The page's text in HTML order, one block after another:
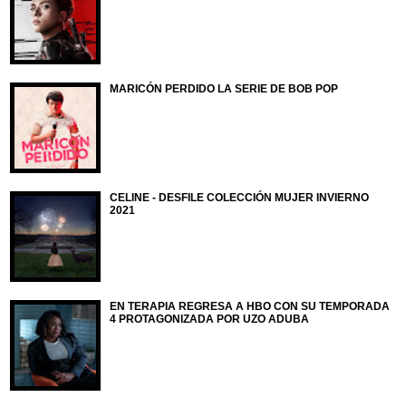
MARICÓN PERDIDO LA SERIE DE BOB POP
CELINE - DESFILE COLECCIÓN MUJER INVIERNO
2021
EN TERAPIA REGRESA A HBO CON SU TEMPORADA
4 PROTAGONIZADA POR UZO ADUBA